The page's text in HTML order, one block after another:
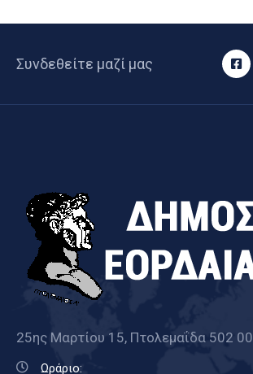
Συνδεθείτε μαζί μας
25ης Μαρτίου 15, Πτολεμαΐδα 502 00
Ωράριο: